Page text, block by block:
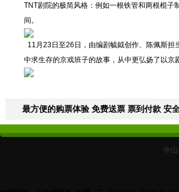
TNT剧院的极简风格：例如一根铁管和两根棍
间。
11月23日至26日，由编剧毓鉞创作、陈佩斯担
中求生存的京戏班子的故事，从中更弘扬了以
最方便的购票体验 免费送票 票到付款 安
中